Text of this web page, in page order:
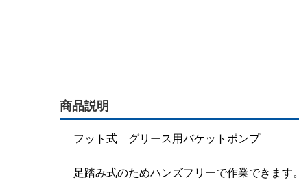
商品説明
フット式 グリース用バケットポンプ
足踏み式のためハンズフリーで作業できます。